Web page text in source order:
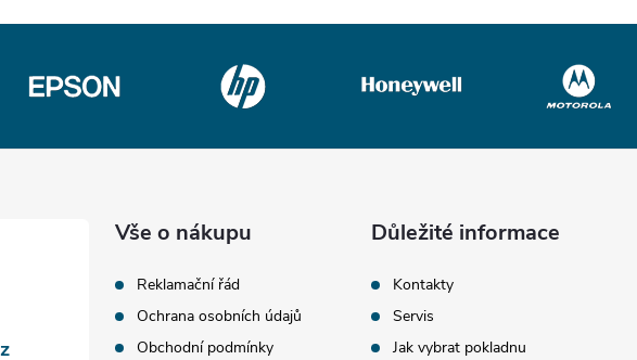
Vše o nákupu
Reklamační řád
Ochrana osobních údajů
Obchodní podmínky
Důležité informace
Kontakty
Servis
Jak vybrat pokladnu